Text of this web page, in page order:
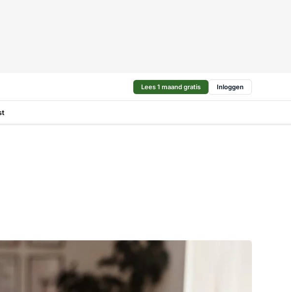
Lees 1 maand gratis Inloggen